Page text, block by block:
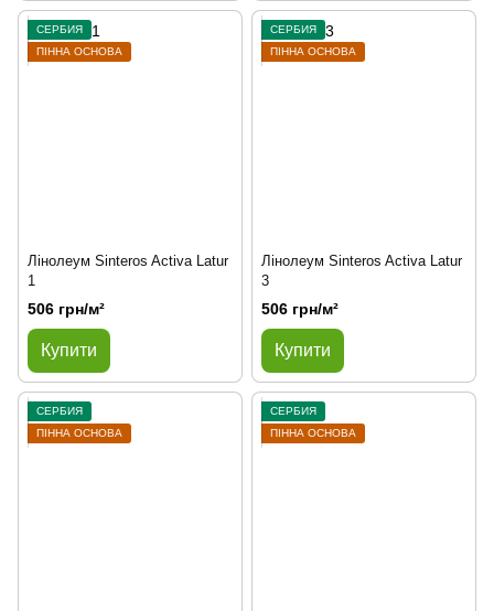
СЕРБИЯ
ПІННА ОСНОВА
Лінолеум Sinteros Activa Latur
1
506 грн/м²
Купити
СЕРБИЯ
ПІННА ОСНОВА
Лінолеум Sinteros Activa Latur
3
506 грн/м²
Купити
СЕРБИЯ
ПІННА ОСНОВА
СЕРБИЯ
ПІННА ОСНОВА